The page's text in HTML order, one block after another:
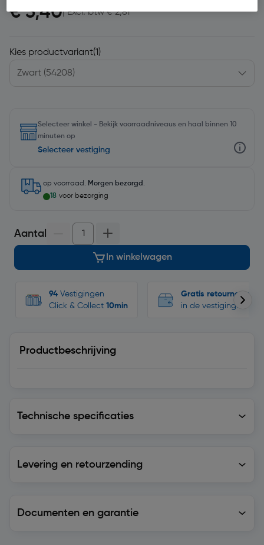
€ 3,40| Excl. btw € 2,81
Kies productvariant(1)
Selecteer winkel - Bekijk voorraadniveaus en haal binnen 10
minuten op
Selecteer vestiging
op voorraad. Morgen bezorgd .
18 voor bezorging
Aantal
In winkelwagen
94 Vestigingen
Click & Collect 10min
Gratis retourneren
in de vestigingen
Productbeschrijving
Technische specificaties
Levering en retourzending
Documenten en garantie